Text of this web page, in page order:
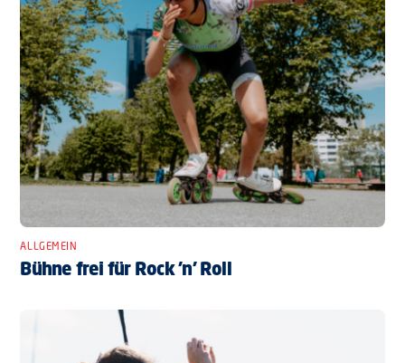
ALLGEMEIN
Bühne frei für Rock ’n’ Roll